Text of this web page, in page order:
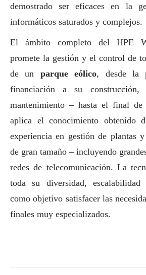
demostrado ser eficaces en la
informáticos saturados y complejos.
El ámbito completo del HPE
promete la gestión y el control de
de un parque eólico, desde la
financiación a su construcción,
mantenimiento – hasta el final
aplica el conocimiento obtenido
experiencia en gestión de plantas
de gran tamaño – incluyendo
redes de telecomunicación. La
toda su diversidad,
como objetivo satisfacer las
finales muy especializados.